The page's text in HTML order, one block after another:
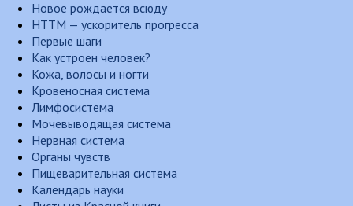
Новое рождается всюду
НТТМ — ускоритель прогресса
Первые шаги
Как устроен человек?
Кожа, волосы и ногти
Кровеносная система
Лимфосистема
Мочевыводящая система
Нервная система
Органы чувств
Пищеварительная система
Календарь науки